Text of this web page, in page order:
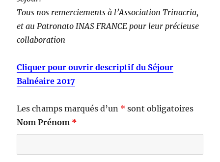
Tous nos remerciements à l’Association Trinacria,
et au Patronato INAS FRANCE pour leur précieuse
collaboration
Cliquer pour ouvrir descriptif du Séjour
Balnéaire 2017
Les champs marqués d’un * sont obligatoires
Nom Prénom *